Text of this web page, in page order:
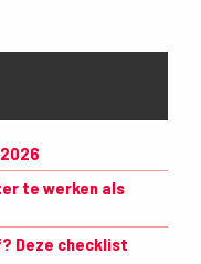
te werken als
Deze checklist